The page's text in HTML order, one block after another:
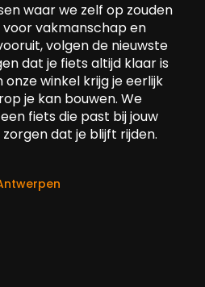
waar we zelf op zouden
vakmanschap en
volgen de nieuwste
dat je fiets altijd klaar is
winkel krijg je eerlijk
je kan bouwen. We
fiets die past bij jouw
dat je blijft rijden.